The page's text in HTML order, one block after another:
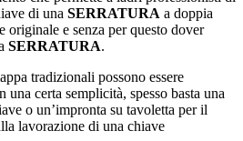
di una SERRATURA a doppia
originale e senza per questo dover
SERRATURA.
tradizionali possono essere
una certa semplicità, spesso basta una
o un’impronta su tavoletta per il
lavorazione di una chiave